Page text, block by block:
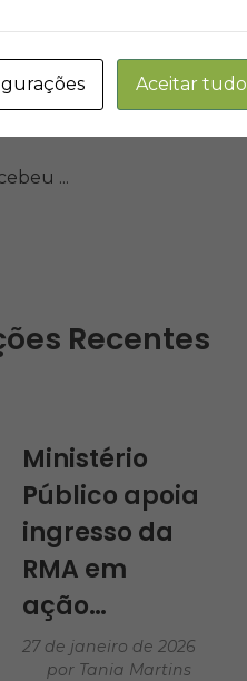
...
Recentes
Ministério
Público apoia
ingresso da
RMA em
ação…
27 de janeiro de 2026
por Tania Martins
Aceitar tudo